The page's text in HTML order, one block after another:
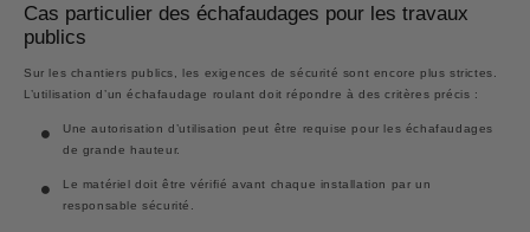
Cas particulier des échafaudages pour les travaux
publics
Sur les chantiers publics, les exigences de sécurité sont encore plus strictes.
L’utilisation d’un échafaudage roulant doit répondre à des critères précis :
Une autorisation d’utilisation peut être requise pour les échafaudages
de grande hauteur.
Le matériel doit être vérifié avant chaque installation par un
responsable sécurité.